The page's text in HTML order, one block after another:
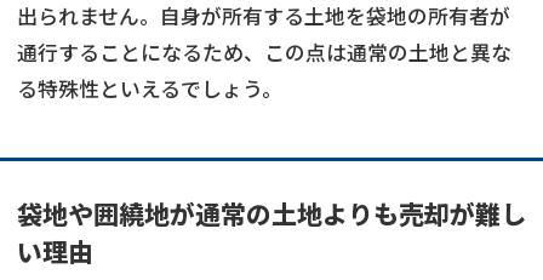
出られません。自身が所有する土地を袋地の所有者が
通行することになるため、この点は通常の土地と異な
る特殊性といえるでしょう。
袋地や囲繞地が通常の土地よりも売却が難し
い理由